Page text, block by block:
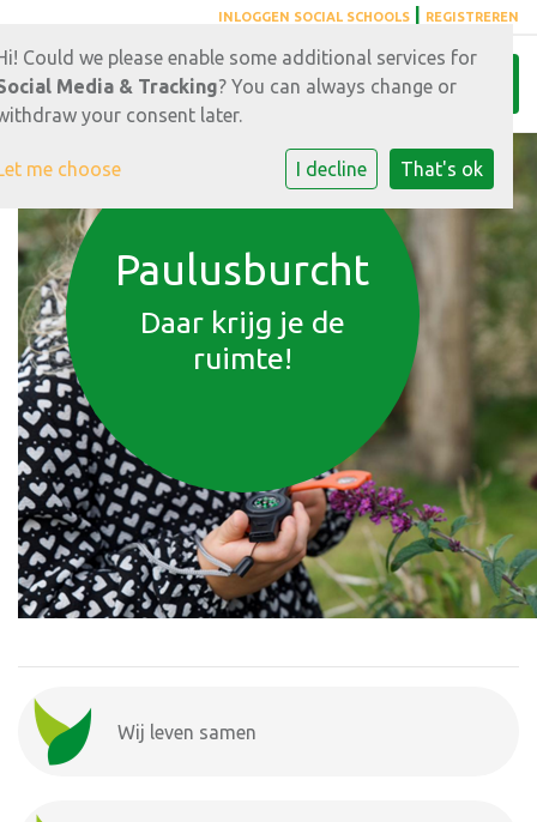
INLOGGEN SOCIAL SCHOOLS REGISTREREN
Paulusburcht
Daar krijg je de
ruimte!
Wij leven samen
Could we please enable some additional services for
Media & Tracking? You can always change or
your consent later.
me choose I decline That's ok